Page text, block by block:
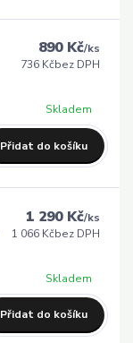
890 Kč/ks
736 Kčbez DPH
Skladem
Přidat do košíku
1 290 Kč/ks
1 066 Kčbez DPH
Skladem
Přidat do košíku